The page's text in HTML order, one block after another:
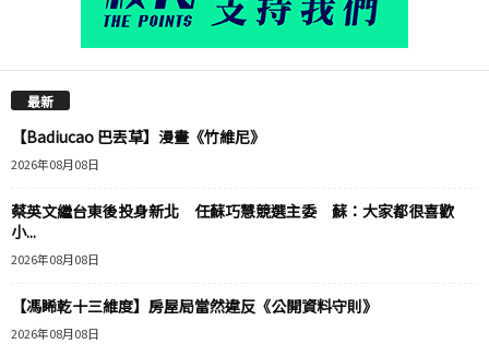
最新
【Badiucao 巴丟草】漫畫《竹維尼》
2026年08月08日
蔡英文繼台東後投身新北 任蘇巧慧競選主委 蘇：大家都很喜歡
小...
2026年08月08日
【馮睎乾十三維度】房屋局當然違反《公開資料守則》
2026年08月08日